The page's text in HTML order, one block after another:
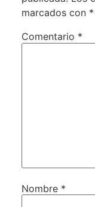
marcados con *
Comentario *
Nombre *